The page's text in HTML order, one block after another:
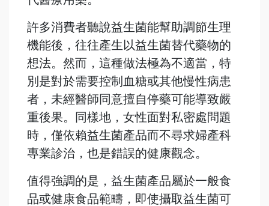
許多消費者聽說益生菌能幫助調節生理
機能後，往往產生以益生菌替代藥物的
想法。然而，這種做法極為不適當，特
別是對於需要控制血糖或其他慢性病患
者，未經醫師同意擅自停藥可能導致嚴
重後果。同樣地，女性面對私密處問題
時，僅依賴益生菌產品而不尋求婦產科
專業診治，也是錯誤的健康觀念。
值得強調的是，益生菌產品屬於一般食
品或健康食品範疇，即使攝取益生菌可